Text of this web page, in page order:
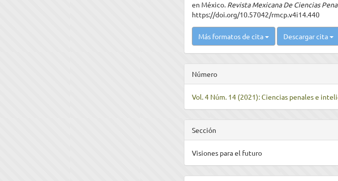
en México. Revista Mexicana De Ciencias
https://doi.org/10.57042/rmcp.v4i14.440
Más formatos de cita Descargar cita
Número
Vol. 4 Núm. 14 (2021): Ciencias penales e
Sección
Visiones para el futuro